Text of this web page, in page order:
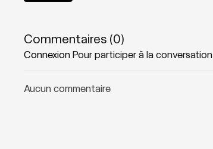
Zones sollicitées: Tout le corps
Playlist suggérée:How FIT is your love
Commentaires (0)
Connexion Pour participer à la conversation
Aucun commentaire